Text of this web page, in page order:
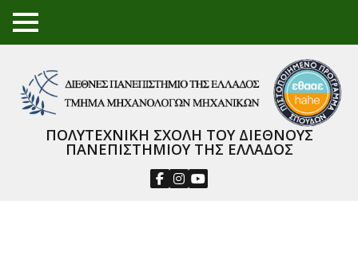
TO
GGL
NU
ΠΟΛΥΤΕΧΝΙΚΗ ΣΧΟΛΗ ΤΟΥ ΔΙΕΘΝΟΥΣ
ΠΑΝΕΠΙΣΤΗΜΙΟΥ ΤΗΣ ΕΛΛΑΔΟΣ